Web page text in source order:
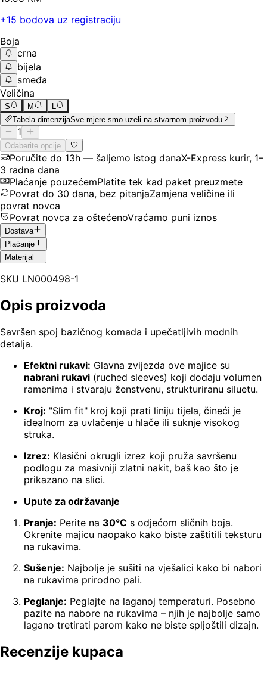
+15 bodova uz registraciju
Boja
crna
bijela
smeđa
Veličina
S M
L
Tabela dimenzijaSve mjere smo uzeli na stvarnom proizvodu
1
Odaberite opcije
Poručite do 13h — šaljemo istog danaX-Express kurir, 1–
3 radna dana
Plaćanje pouzećemPlatite tek kad paket preuzmete
Povrat do 30 dana, bez pitanjaZamjena veličine ili
povrat novca
Povrat novca za oštećenoVraćamo puni iznos
Dostava
Plaćanje
Materijal
SKU LN000498-1
Opis proizvoda
Savršen spoj bazičnog komada i upečatljivih modnih
detalja.
Efektni rukavi: Glavna zvijezda ove majice su
nabrani rukavi (ruched sleeves) koji dodaju volumen
ramenima i stvaraju ženstvenu, strukturiranu siluetu.
Kroj: "Slim fit" kroj koji prati liniju tijela, čineći je
idealnom za uvlačenje u hlače ili suknje visokog
struka.
Izrez: Klasični okrugli izrez koji pruža savršenu
podlogu za masivniji zlatni nakit, baš kao što je
prikazano na slici.
Upute za održavanje
Pranje: Perite na 30°C s odjećom sličnih boja.
Okrenite majicu naopako kako biste zaštitili teksturu
na rukavima.
Sušenje: Najbolje je sušiti na vješalici kako bi nabori
na rukavima prirodno pali.
Peglanje: Peglajte na laganoj temperaturi. Posebno
pazite na nabore na rukavima – njih je najbolje samo
lagano tretirati parom kako ne biste spljoštili dizajn.
Recenzije kupaca